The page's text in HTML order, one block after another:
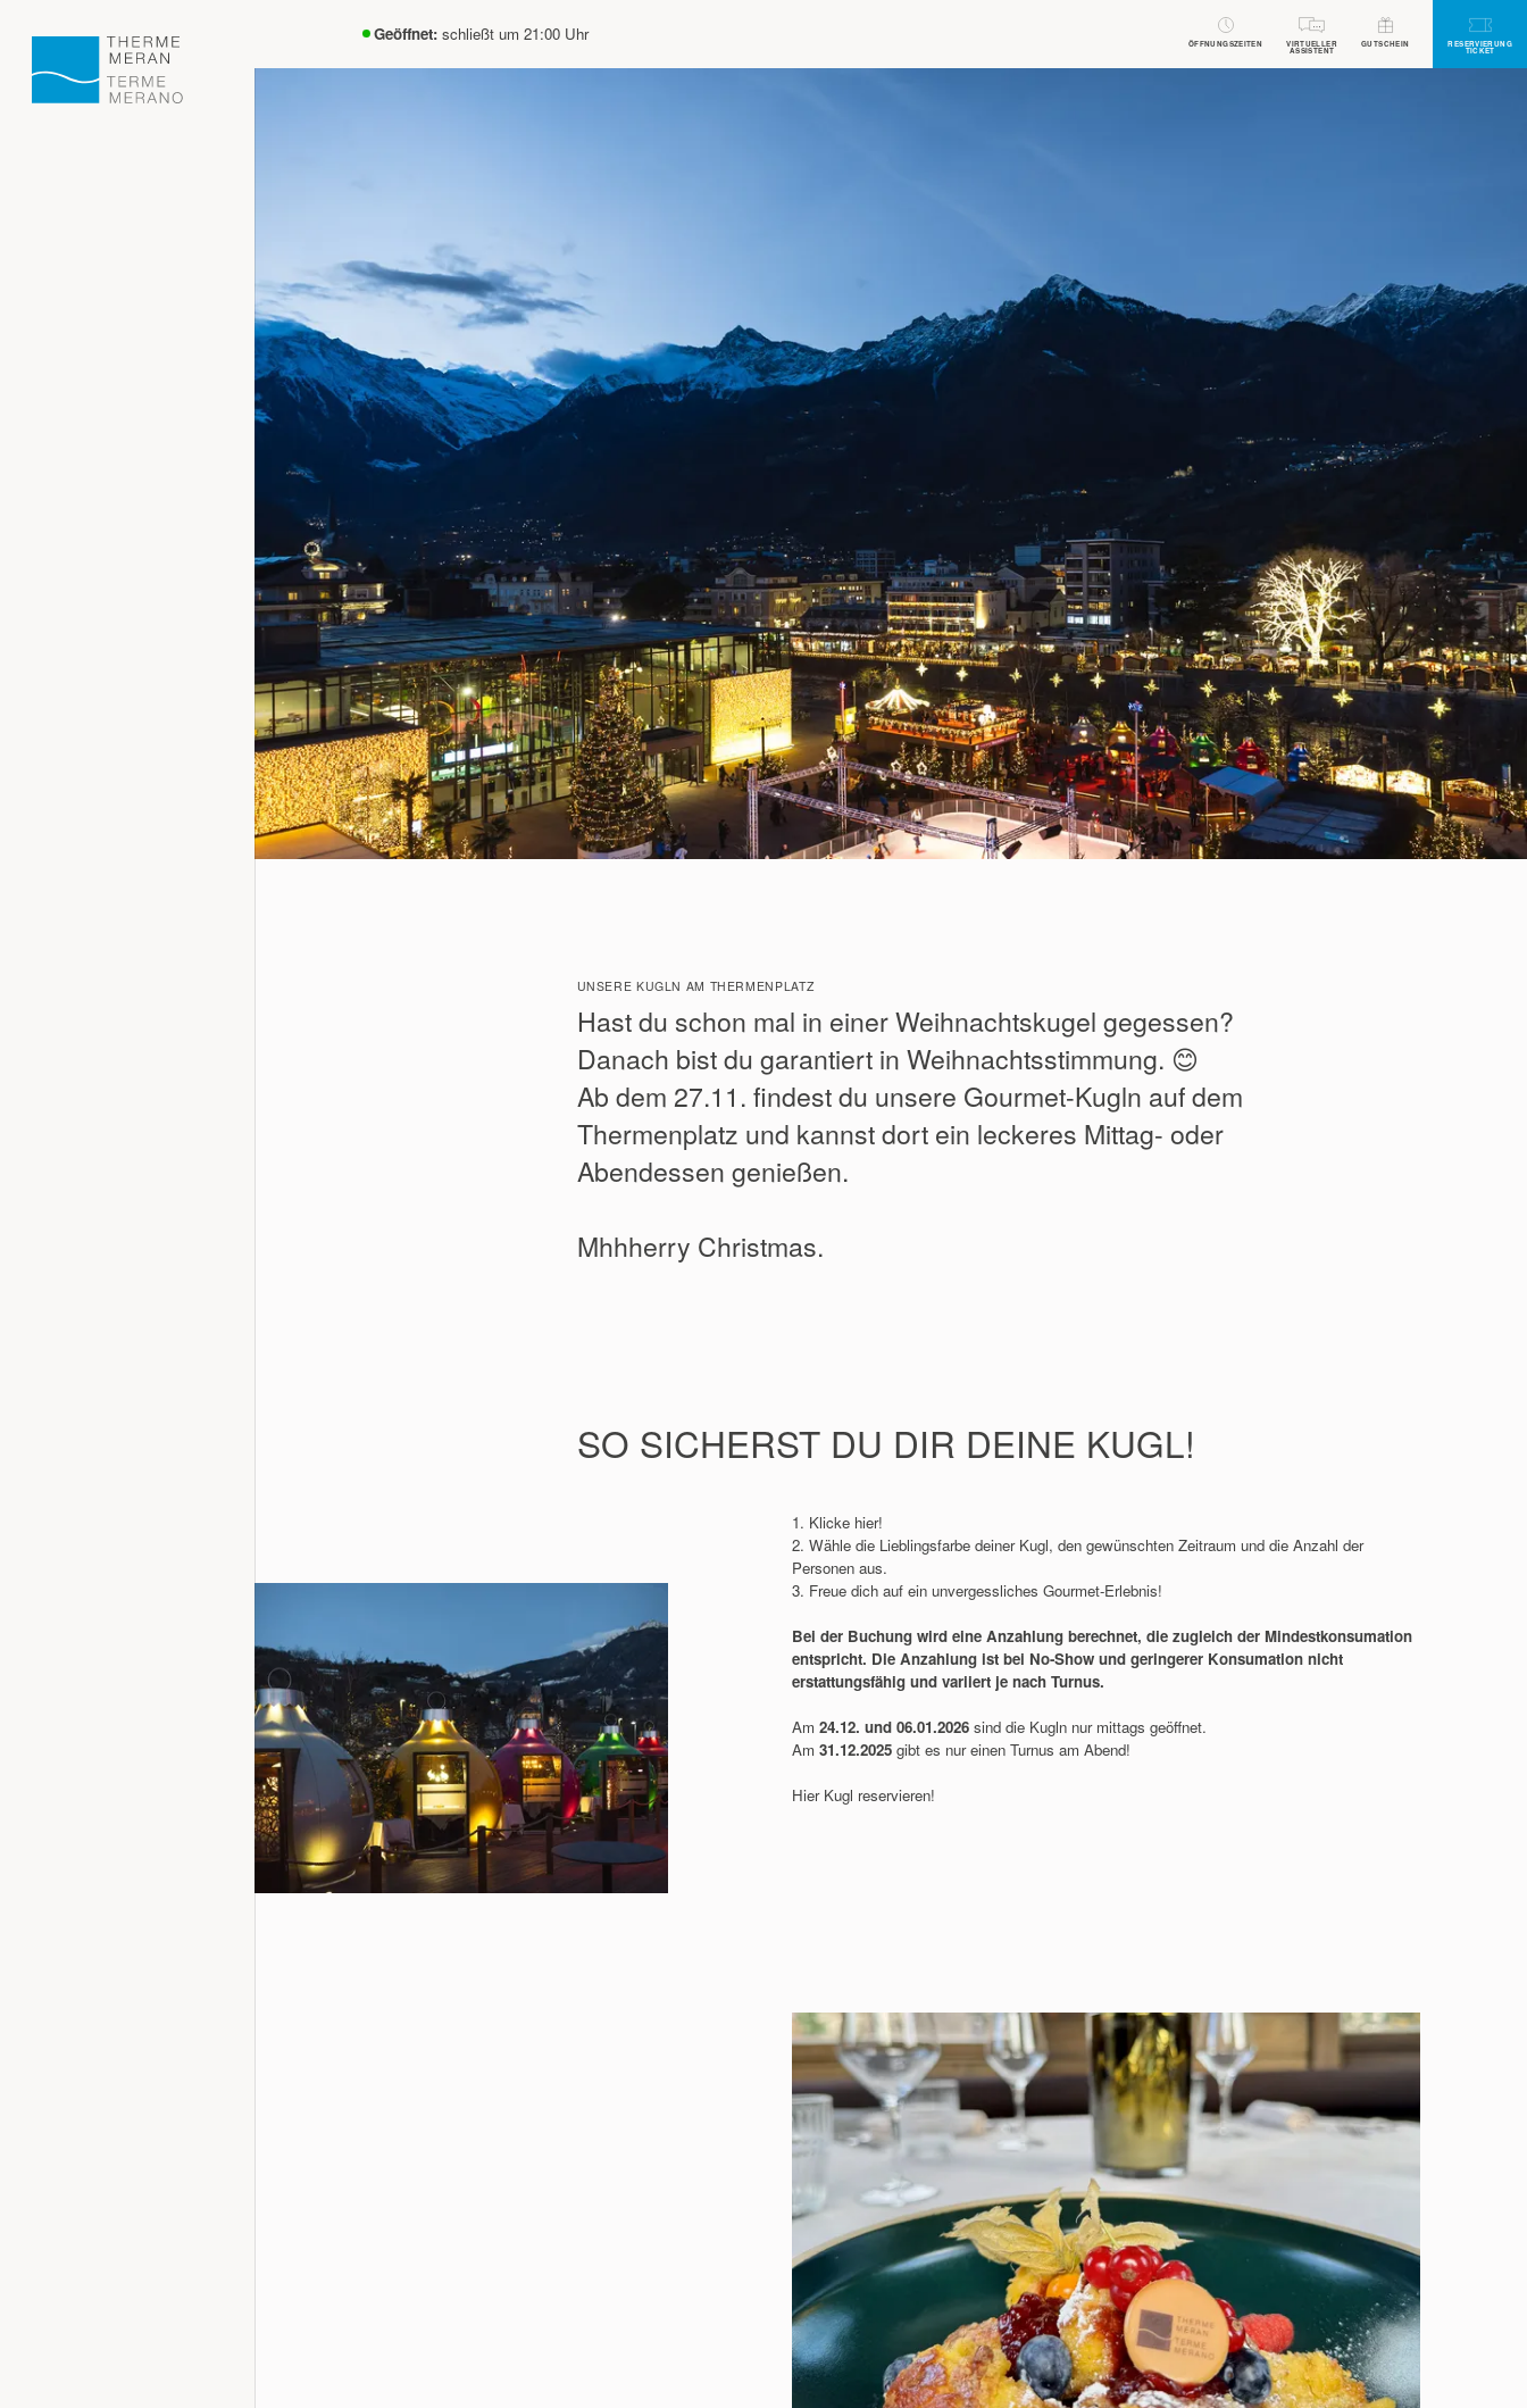
Geöffnet: schließt um 21:00 Uhr ÖFFNUNGSZEITEN VIRTUELLER
ASSISTENT
GUTSCHEIN RESERVIERUNG
TICKET
UNSERE KUGLN AM THERMENPLATZ
Hast du schon mal in einer Weihnachtskugel gegessen?
Danach bist du garantiert in Weihnachtsstimmung. 😊
Ab dem 27.11. findest du unsere Gourmet-Kugln auf dem
Thermenplatz und kannst dort ein leckeres Mittag- oder
Abendessen genießen.
Mhhherry Christmas.
SO SICHERST DU DIR DEINE KUGL!
1. Klicke hier!
2. Wähle die Lieblingsfarbe deiner Kugl, den gewünschten Zeitraum und die Anzahl der
Personen aus.
3. Freue dich auf ein unvergessliches Gourmet-Erlebnis!
Bei der Buchung wird eine Anzahlung berechnet, die zugleich der Mindestkonsumation
entspricht. Die Anzahlung ist bei No-Show und geringerer Konsumation nicht
erstattungsfähig und variiert je nach Turnus.
Am 24.12. und 06.01.2026 sind die Kugln nur mittags geöffnet.
Am 31.12.2025gibt es nur einen Turnus am Abend!
Hier Kugl reservieren!